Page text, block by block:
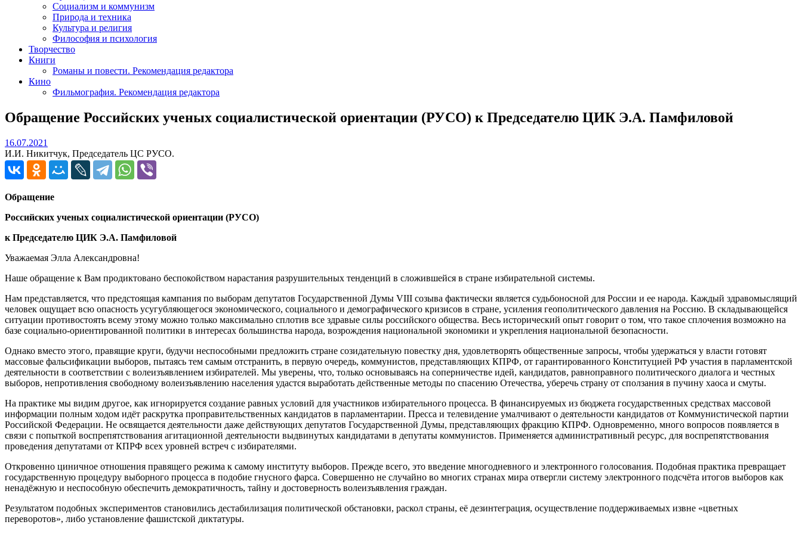
Социализм и коммунизм
Природа и техника
Культура и религия
Философия и психология
Творчество
Книги
Романы и повести. Рекомендация редактора
Кино
Фильмография. Рекомендация редактора
Обращение Российских ученых социалистической ориентации (РУСО) к Председателю ЦИК Э.А. Памфиловой
16.07.2021
И.И. Никитчук, Председатель ЦС РУСО.
Обращение
Российских ученых социалистической ориентации (РУСО)
к Председателю ЦИК Э.А. Памфиловой
Уважаемая Элла Александровна!
Наше обращение к Вам продиктовано беспокойством нарастания разрушительных тенденций в сложившейся в стране избирательной системы.
Нам представляется, что предстоящая кампания по выборам депутатов Государственной Думы VIII созыва фактически является судьбоносной для России и ее народа. Каждый здравомыслящий
человек ощущает всю опасность усугубляющегося экономического, социального и демографического кризисов в стране, усиления геополитического давления на Россию. В складывающейся
ситуации противостоять всему этому можно только максимально сплотив все здравые силы российского общества. Весь исторический опыт говорит о том, что такое сплочения возможно на
базе социально-ориентированной политики в интересах большинства народа, возрождения национальной экономики и укрепления национальной безопасности.
Однако вместо этого, правящие круги, будучи неспособными предложить стране созидательную повестку дня, удовлетворять общественные запросы, чтобы удержаться у власти готовят
массовые фальсификации выборов, пытаясь тем самым отстранить, в первую очередь, коммунистов, представляющих КПРФ, от гарантированного Конституцией РФ участия в парламентской
деятельности в соответствии с волеизъявлением избирателей. Мы уверены, что, только основываясь на соперничестве идей, кандидатов, равноправного политического диалога и честных
выборов, непротивления свободному волеизъявлению населения удастся выработать действенные методы по спасению Отечества, уберечь страну от сползания в пучину хаоса и смуты.
На практике мы видим другое, как игнорируется создание равных условий для участников избирательного процесса. В финансируемых из бюджета государственных средствах массовой
информации полным ходом идёт раскрутка проправительственных кандидатов в парламентарии. Пресса и телевидение умалчивают о деятельности кандидатов от Коммунистической партии
Российской Федерации. Не освящается деятельности даже действующих депутатов Государственной Думы, представляющих фракцию КПРФ. Одновременно, много вопросов появляется в
связи с попыткой воспрепятствования агитационной деятельности выдвинутых кандидатами в депутаты коммунистов. Применяется административный ресурс, для воспрепятствования
проведения депутатами от КПРФ всех уровней встреч с избирателями.
Откровенно циничное отношения правящего режима к самому институту выборов. Прежде всего, это введение многодневного и электронного голосования. Подобная практика превращает
государственную процедуру выборного процесса в подобие гнусного фарса. Совершенно не случайно во многих странах мира отвергли систему электронного подсчёта итогов выборов как
ненадёжную и неспособную обеспечить демократичность, тайну и достоверность волеизъявления граждан.
Результатом подобных экспериментов становились дестабилизация политической обстановки, раскол страны, её дезинтеграция, осуществление поддерживаемых извне «цветных
переворотов», либо установление фашистской диктатуры.